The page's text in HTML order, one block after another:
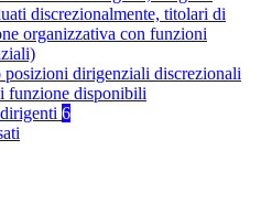
discrezionalmente, titolari di
organizzativa con funzioni
posizioni dirigenziali discrezionali
funzione disponibili
6